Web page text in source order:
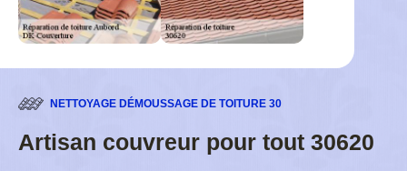
NETTOYAGE DÉMOUSSAGE DE TOITURE 30
Artisan couvreur pour tout 30620